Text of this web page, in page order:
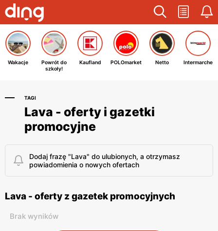
Wakacje
Powrót do
szkoły!
Kaufland POLOmarket Netto Intermarche
TAGI
Lava - oferty i gazetki
promocyjne
Dodaj frazę "Lava" do ulubionych, a otrzymasz
powiadomienia o nowych ofertach
Lava - oferty z gazetek promocyjnych
Brak wyników